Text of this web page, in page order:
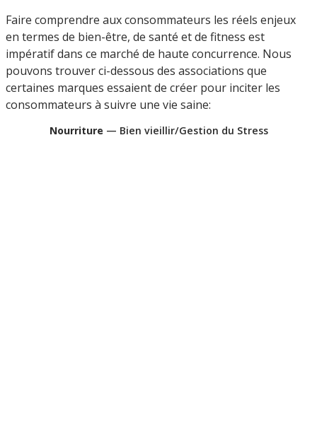
Faire comprendre aux consommateurs les réels enjeux
en termes de bien-être, de santé et de fitness est
impératif dans ce marché de haute concurrence. Nous
pouvons trouver ci-dessous des associations que
certaines marques essaient de créer pour inciter les
consommateurs à suivre une vie saine:
Nourriture — Bien vieillir/Gestion du Stress